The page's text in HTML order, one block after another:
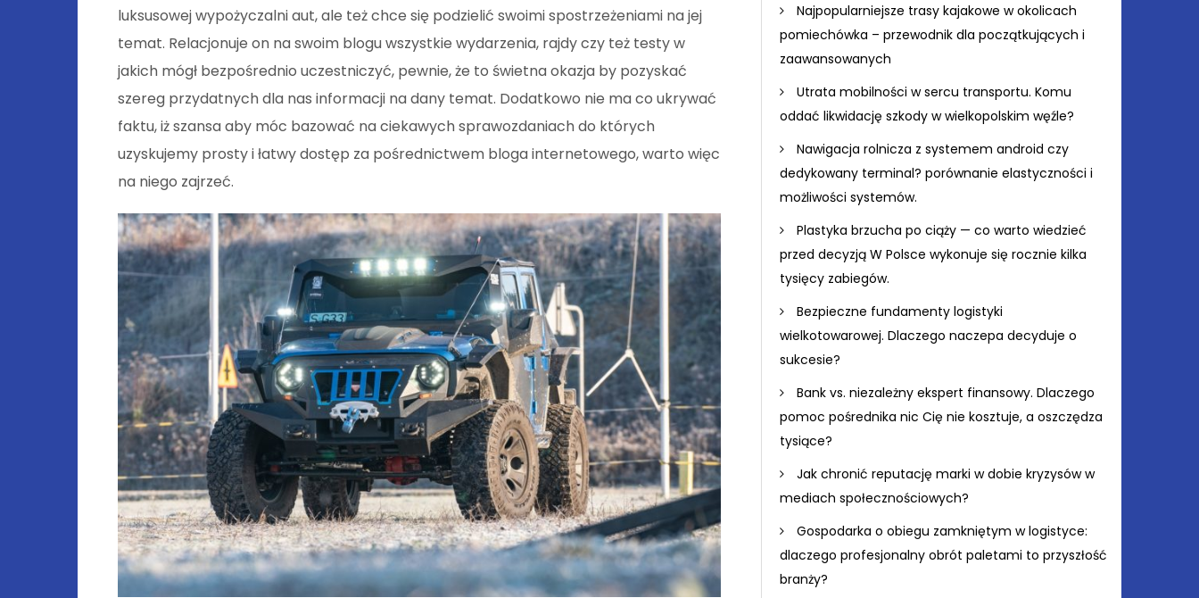
luksusowej wypożyczalni aut, ale też chce się podzielić swoimi spostrzeżeniami na jej
temat. Relacjonuje on na swoim blogu wszystkie wydarzenia, rajdy czy też testy w
jakich mógł bezpośrednio uczestniczyć, pewnie, że to świetna okazja by pozyskać
szereg przydatnych dla nas informacji na dany temat. Dodatkowo nie ma co ukrywać
faktu, iż szansa aby móc bazować na ciekawych sprawozdaniach do których
uzyskujemy prosty i łatwy dostęp za pośrednictwem bloga internetowego, warto więc
na niego zajrzeć.
Najpopularniejsze trasy kajakowe w okolicach
pomiechówka – przewodnik dla początkujących i
zaawansowanych
Utrata mobilności w sercu transportu. Komu
oddać likwidację szkody w wielkopolskim węźle?
Nawigacja rolnicza z systemem android czy
dedykowany terminal? porównanie elastyczności i
możliwości systemów.
Plastyka brzucha po ciąży — co warto wiedzieć
przed decyzją W Polsce wykonuje się rocznie kilka
tysięcy zabiegów.
Bezpieczne fundamenty logistyki
wielkotowarowej. Dlaczego naczepa decyduje o
sukcesie?
Bank vs. niezależny ekspert finansowy. Dlaczego
pomoc pośrednika nic Cię nie kosztuje, a oszczędza
tysiące?
Jak chronić reputację marki w dobie kryzysów w
mediach społecznościowych?
Gospodarka o obiegu zamkniętym w logistyce:
dlaczego profesjonalny obrót paletami to przyszłość
branży?